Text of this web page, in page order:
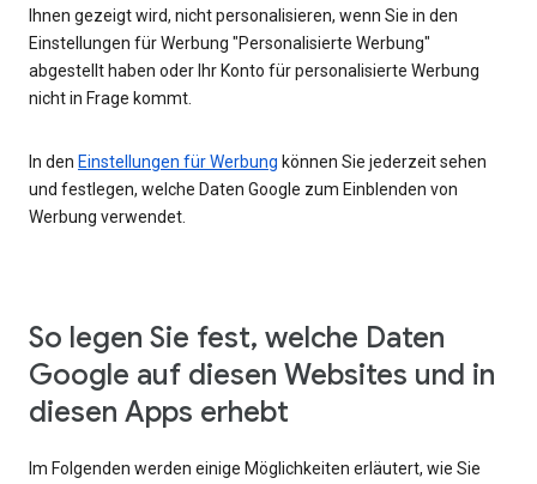
Ihnen gezeigt wird, nicht personalisieren, wenn Sie in den
Einstellungen für Werbung "Personalisierte Werbung"
abgestellt haben oder Ihr Konto für personalisierte Werbung
nicht in Frage kommt.
In den Einstellungen für Werbung können Sie jederzeit sehen
und festlegen, welche Daten Google zum Einblenden von
Werbung verwendet.
So legen Sie fest, welche Daten
Google auf diesen Websites und in
diesen Apps erhebt
Im Folgenden werden einige Möglichkeiten erläutert, wie Sie